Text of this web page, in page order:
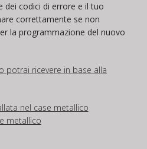
dei codici di errore e il tuo
correttamente se non
la programmazione del nuovo
potrai ricevere in base alla
nel case metallico
metallico